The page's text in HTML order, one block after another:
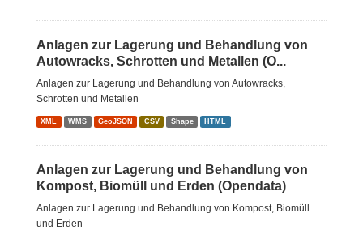
Anlagen zur Lagerung und Behandlung von
Autowracks, Schrotten und Metallen (O...
Anlagen zur Lagerung und Behandlung von Autowracks,
Schrotten und Metallen
XML WMS GeoJSON CSV Shape HTML
Anlagen zur Lagerung und Behandlung von
Kompost, Biomüll und Erden (Opendata)
Anlagen zur Lagerung und Behandlung von Kompost, Biomüll
und Erden